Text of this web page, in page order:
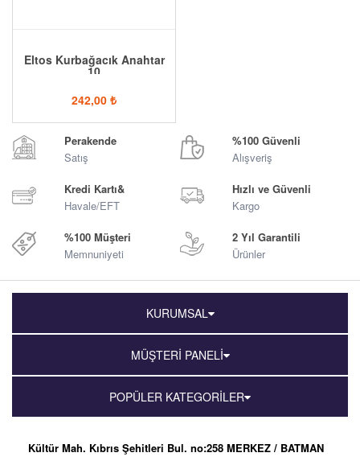
Eltos Kurbağacık Anahtar
10
242,00 ₺
Perakende
Satış
%100 Güvenli
Alışveriş
Kredi Kartı&
Havale/EFT
Hızlı ve Güvenli
Kargo
%100 Müşteri
Memnuniyeti
2 Yıl Garantili
Ürünler
KURUMSAL
MÜŞTERİ PANELİ
POPÜLER KATEGORİLER
Kültür Mah. Kıbrıs Şehitleri Bul. no:258 MERKEZ / BATMAN